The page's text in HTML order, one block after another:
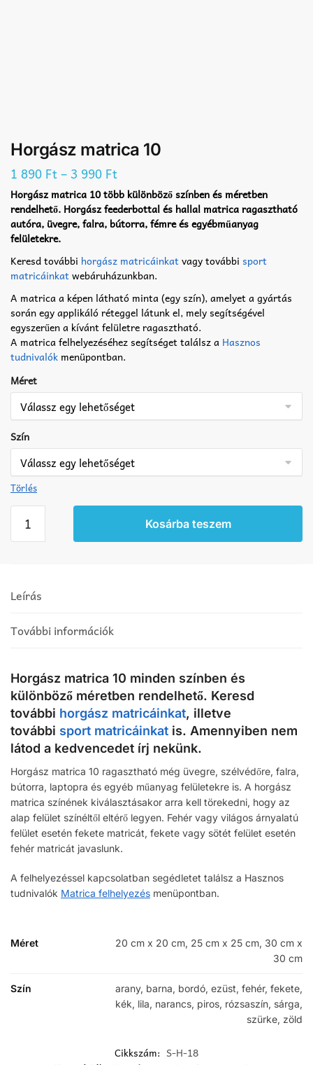
Horgász matrica 10
1 890 Ft– 3 990 Ft
Horgász matrica 10 több különböző színben és méretben
rendelhető. Horgász feederbottal és hallal matrica ragasztható
autóra, üvegre, falra, bútorra, fémre és egyébműanyag
felületekre.
Keresd további horgász matricáinkatvagy további sport
matricáinkatwebáruházunkban.
A matrica a képen látható minta (egy szín), amelyet a gyártás
során egy applikáló réteggel látunk el, mely segítségével
egyszerűen a kívánt felületre ragasztható.
A matrica felhelyezéséhez segítséget találsz a Hasznos
tudnivalók menüpontban.
Méret
Szín
Törlés
matrica
10
Kosárba teszem
Leírás
További információk
Horgász matrica 10 minden színben és
különböző méretben rendelhető. Keresd
további horgász matricáinkat, illetve
további sport matricáinkat is. Amennyiben nem
látod a kedvencedet írj nekünk.
Horgász matrica 10 ragasztható még üvegre, szélvédőre, falra,
bútorra, laptopra és egyéb műanyag felületekre is. A horgász
matrica színének kiválasztásakor arra kell törekedni, hogy az
alap felület színéltől eltérő legyen. Fehér vagy világos árnyalatú
felület esetén fekete matricát, fekete vagy sötét felület esetén
fehér matricát javaslunk.
A felhelyezéssel kapcsolatban segédletet találsz a Hasznos
tudnivalók Matrica felhelyezés menüpontban.
Méret
20 cm x 20 cm, 25 cm x 25 cm, 30 cm x
30 cm
Szín
arany, barna, bordó, ezüst, fehér, fekete,
kék, lila, narancs, piros, rózsaszín, sárga,
szürke, zöld
Cikkszám: S-H-18